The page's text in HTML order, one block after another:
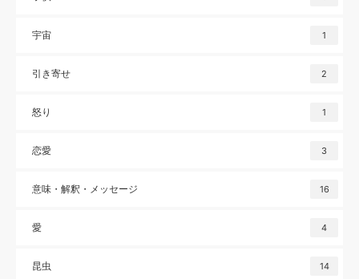
宇宙 1
引き寄せ 2
怒り 1
恋愛 3
意味・解釈・メッセージ 16
愛 4
昆虫 14